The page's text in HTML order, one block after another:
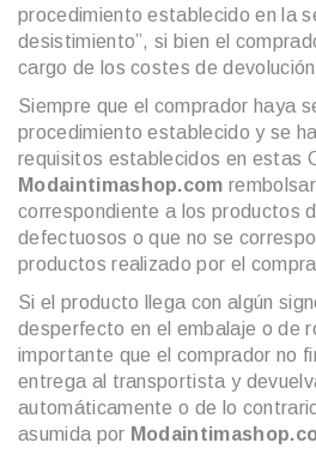
procedimiento establecido en la
desistimiento”, si bien el
cargo de los costes de
Siempre que el comprador haya
procedimiento establecido y se
requisitos establecidos en estas
Modaintimashop.com
correspondiente a los productos
defectuosos o que no se
productos realizado por el
Si el producto llega con algún
desperfecto en el embalaje o de
importante que el comprador no
entrega al transportista y
automáticamente o de lo
asumida por